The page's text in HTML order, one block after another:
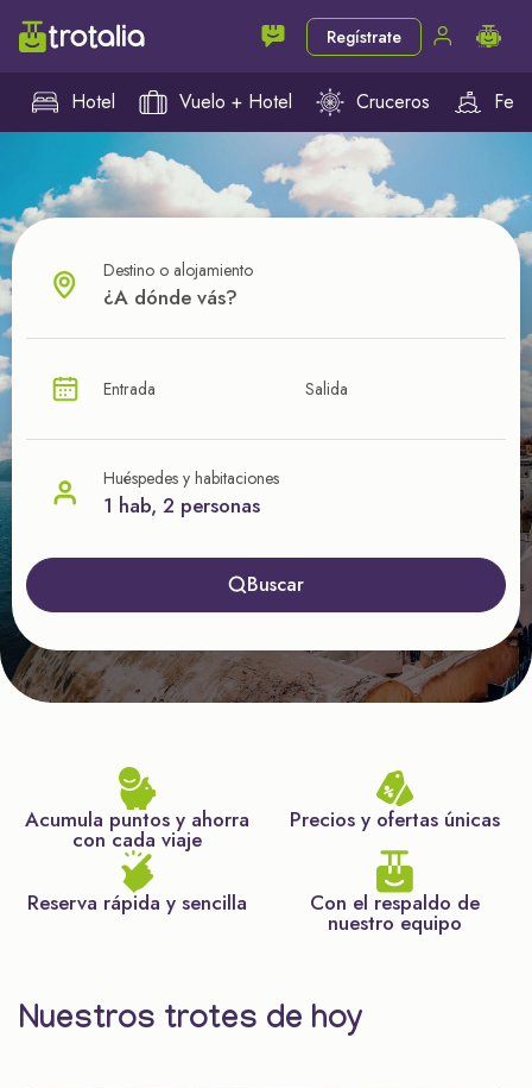
Regístrate
Hotel Vuelo + Hotel Cruceros
¿CUÁL VA A SER TU PRÓXIMO TROTE?
nuestras ofertas
Destino o alojamiento
Entrada Salida
Huéspedes y habitaciones
1 hab, 2 personas
Buscar
Acumula puntos y ahorra
con cada viaje
Precios y ofertas únicas
Reserva rápida y sencilla Con el respaldo de
nuestro equipo
Nuestros trotes de hoy